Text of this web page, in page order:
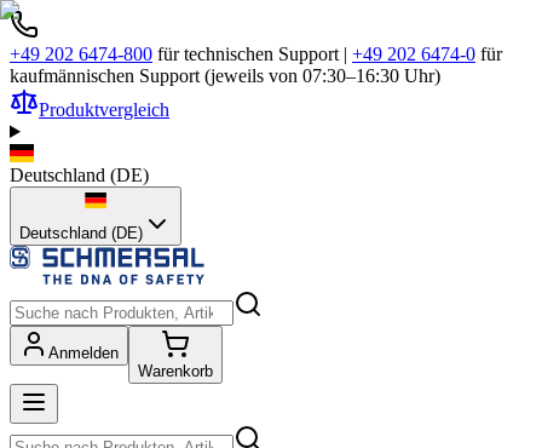
+49 202 6474-800 für technischen Support | +49 202 6474-0 für
kaufmännischen Support (jeweils von 07:30–16:30 Uhr)
Produktvergleich
Deutschland (DE)
Deutschland (DE)
Anmelden
Warenkorb